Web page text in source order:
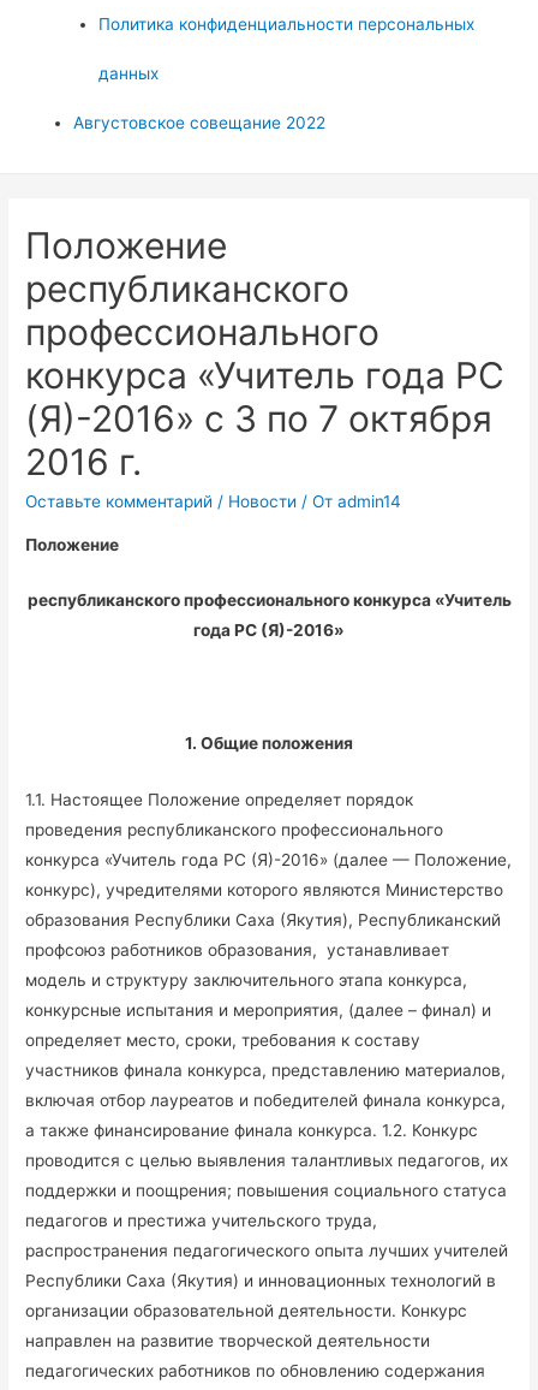
Политика конфиденциальности персональных
данных
Августовское совещание 2022
Положение
республиканского
профессионального
конкурса «Учитель года РС
(Я)-2016» c 3 по 7 октября
2016 г.
Оставьте комментарий / Новости / От admin14
Положение
республиканского профессионального конкурса «Учитель
года РС (Я)-2016»
1. Общие положения
1.1. Настоящее Положение определяет порядок
проведения республиканского профессионального
конкурса «Учитель года РС (Я)-2016» (далее — Положение,
конкурс), учредителями которого являются Министерство
образования Республики Саха (Якутия), Республиканский
профсоюз работников образования, устанавливает
модель и структуру заключительного этапа конкурса,
конкурсные испытания и мероприятия, (далее – финал) и
определяет место, сроки, требования к составу
участников финала конкурса, представлению материалов,
включая отбор лауреатов и победителей финала конкурса,
а также финансирование финала конкурса. 1.2. Конкурс
проводится с целью выявления талантливых педагогов, их
поддержки и поощрения; повышения социального статуса
педагогов и престижа учительского труда,
распространения педагогического опыта лучших учителей
Республики Саха (Якутия) и инновационных технологий в
организации образовательной деятельности. Конкурс
направлен на развитие творческой деятельности
педагогических работников по обновлению содержания